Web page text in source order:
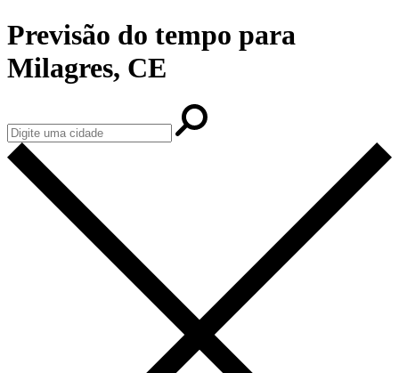
Previsão do tempo para
Milagres, CE